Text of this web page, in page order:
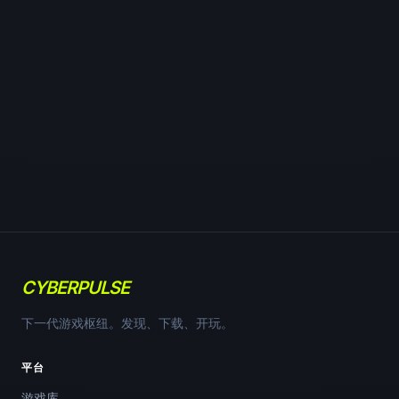
CYBERPULSE
下一代游戏枢纽。发现、下载、开玩。
平台